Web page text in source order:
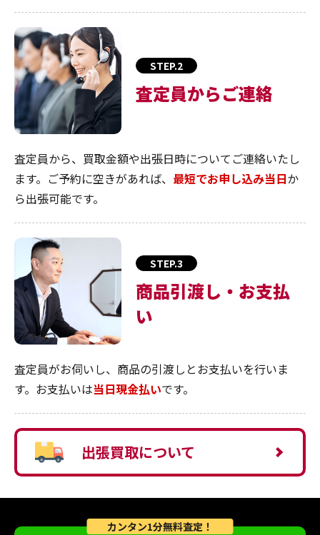
STEP.2
査定員からご連絡
査定員から、買取金額や出張日時についてご連絡いたし
ます。ご予約に空きがあれば、 最短でお申し込み当日か
ら出張可能です。
STEP.3
商品引渡し・お支払
い
査定員がお伺いし、商品の引渡しとお支払いを行いま
す。お支払いは当日現金払いです。
出張買取について
カンタン1分無料査定！